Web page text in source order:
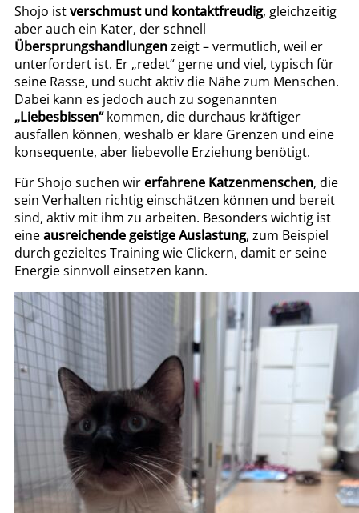
Shojo istverschmust und kontaktfreudig, gleichzeitig
aber auch ein Kater, der schnell
Übersprungshandlungenzeigt – vermutlich, weil er
unterfordert ist. Er „redet“ gerne und viel, typisch für
seine Rasse, und sucht aktiv die Nähe zum Menschen.
Dabei kann es jedoch auch zu sogenannten
„Liebesbissen“kommen, die durchaus kräftiger
ausfallen können, weshalb er klare Grenzen und eine
konsequente, aber liebevolle Erziehung benötigt.
Für Shojo suchen wirerfahrene Katzenmenschen, die
sein Verhalten richtig einschätzen können und bereit
sind, aktiv mit ihm zu arbeiten. Besonders wichtig ist
eineausreichende geistige Auslastung, zum Beispiel
durch gezieltes Training wie Clickern, damit er seine
Energie sinnvoll einsetzen kann.